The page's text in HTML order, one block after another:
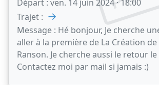
Départ : ven. 14 juin 2024 · 18:00
Trajet : →
Message : Hé bonjour, Je cherche
aller à la première de La Création de
Ranson. Je cherche aussi le retour
Contactez moi par mail si jamais :)